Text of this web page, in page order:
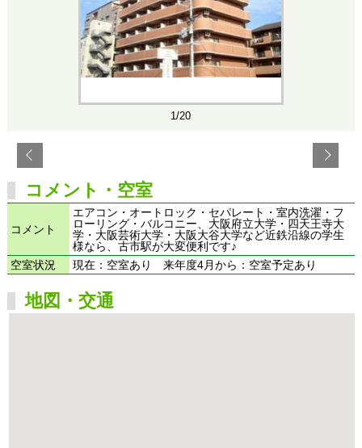
1/20
コメント・空室
コメント
エアコン・オートロック・セパレート・室内洗濯・フ
ローリング・バルコニー、大阪府立大学・四天王寺大
学・大阪芸術大学・大阪大谷大学など近鉄沿線の学生
様なら、古市駅が大変便利です♪
空室状況
現在：空室あり 来年度4月から：空室予定あり
地図・交通